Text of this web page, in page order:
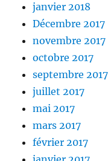
janvier 2018
Décembre 2017
novembre 2017
octobre 2017
septembre 2017
juillet 2017
mai 2017
mars 2017
février 2017